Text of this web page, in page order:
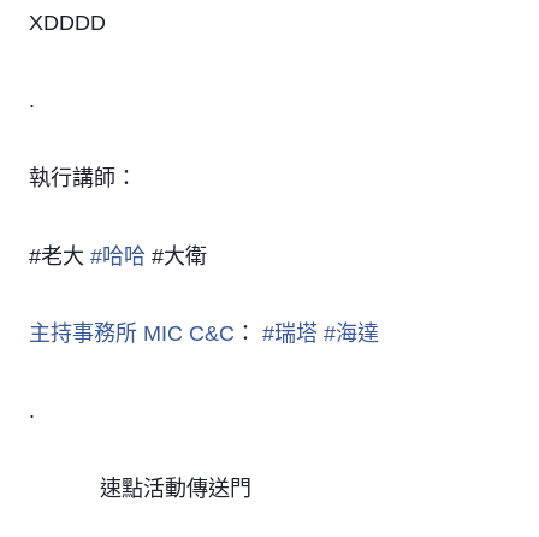
XDDDD
.
執行講師：
#老大 #哈哈 #大衛
主持事務所 MIC C&C ： #瑞塔 #海達
.
速點活動傳送門